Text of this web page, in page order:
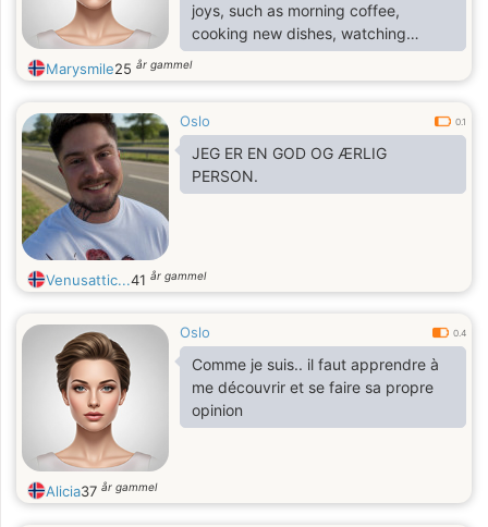
joys, such as morning coffee,
cooking new dishes, watching
movies, and taking peaceful walks
to clear my mind. I am family-
Marysmile25 år gammel
Oslo 0.1
JEG ER EN GOD OG ÆRLIG
PERSON.
Venusattic...41 år gammel
Oslo 0.4
Comme je suis.. il faut apprendre à
me découvrir et se faire sa propre
opinion
Alicia37 år gammel